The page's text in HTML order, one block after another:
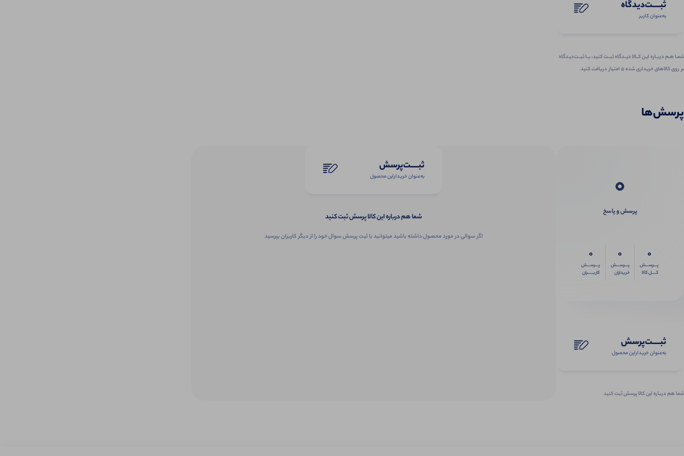
ثبـــــت‌دیدگاه
به‌عنوان کاربر
شمـا هـم دربـاره ایـن کــالا دیــدگاه ثبــت کنید، بــا ثبــت‌دیـدگاه
بر روی کالاهای خریداری شده ۵ امتیاز دریافت کنید.
پرسش‌ها
0
پرسش و پاسخ
0
پـــرســـش
کــــل کالا
0
پـــرســـش
خریداران
0
پـــرســـش
کاربـــــران
ثبـــــت‌پرسش
به‌عنوان ‌خریدار‌این‌ محصول
شما هم درباره این کالا پرسش ثبت کنید
ثبـــــت‌پرسش
به‌عنوان ‌خریدار‌این‌ محصول
شما هم درباره این کالا پرسش ثبت کنید
اگر سوالی در مورد محصول داشته باشید میتوانید با ثبت پرسش سوال خود را از دیگر کاربران بپرسید